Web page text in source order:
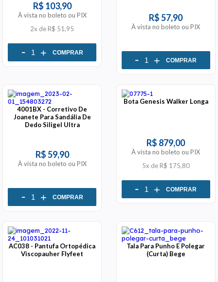
R$ 103,90
À vista no boleto ou PIX
2x de R$ 51,95
- + COMPRAR
R$ 57,90
À vista no boleto ou PIX
- + COMPRAR
4001BX - Corretivo De
Joanete Para Sandália De
Dedo Siligel Ultra
R$ 59,90
À vista no boleto ou PIX
- + COMPRAR
Bota Genesis Walker Longa
R$ 879,00
À vista no boleto ou PIX
5x de R$ 175,80
- + COMPRAR
AC038 - Pantufa Ortopédica
Viscopauher Flyfeet
Tala Para Punho E Polegar
(Curta) Bege